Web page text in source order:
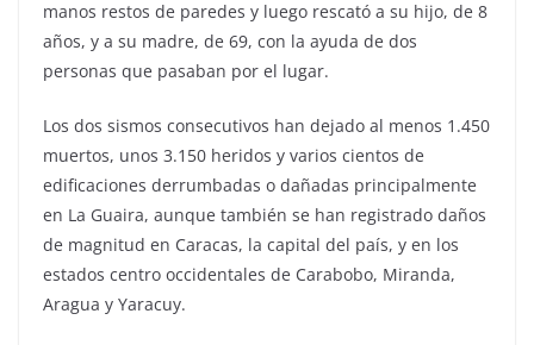
manos restos de paredes y luego rescató a su hijo, de 8
años, y a su madre, de 69, con la ayuda de dos
personas que pasaban por el lugar.
Los dos sismos consecutivos han dejado al menos 1.450
muertos, unos 3.150 heridos y varios cientos de
edificaciones derrumbadas o dañadas principalmente
en La Guaira, aunque también se han registrado daños
de magnitud en Caracas, la capital del país, y en los
estados centro occidentales de Carabobo, Miranda,
Aragua y Yaracuy.